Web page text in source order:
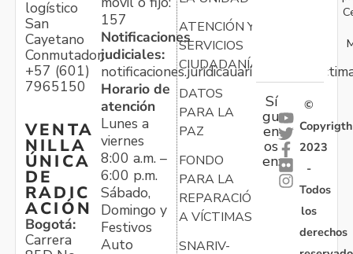
logístico
San
Cayetano
Conmutador:
+57 (601)
7965150
VENTA
NILLA
ÚNICA
DE
RADIC
ACIÓN
Bogotá:
Carrera
157
Notificaciones
judiciales:
Horario de
atención
Lunes a
viernes
8:00 a.m. –
6:00 p.m.
Sábado,
Domingo y
Festivos
Auto
ATENCIÓN Y
SERVICIOS
CIUDADANÍA
DATOS
PARA LA
PAZ
FONDO
PARA LA
REPARACIÓN
A VÍCTIMAS
SNARIV-
Sí
gu
en
os
en:
©
Copyrigth
2023
-
Todos
los
derechos